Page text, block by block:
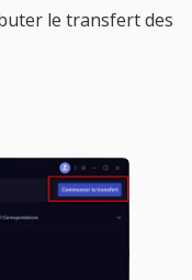
le transfert des